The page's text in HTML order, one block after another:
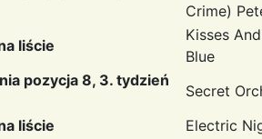
Crime)
liście
Kisses
Blue
pozycja 8, 3. tydzień
Secret
liście
Electric